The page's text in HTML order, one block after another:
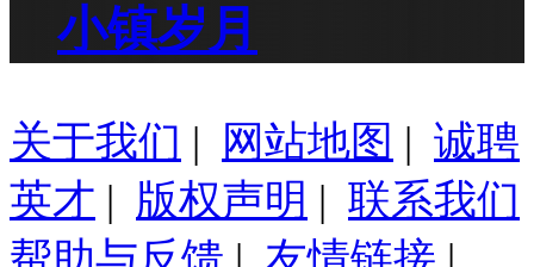
小镇岁月
关于我们 | 网站地图 | 诚聘
英才 | 版权声明 | 联系我们